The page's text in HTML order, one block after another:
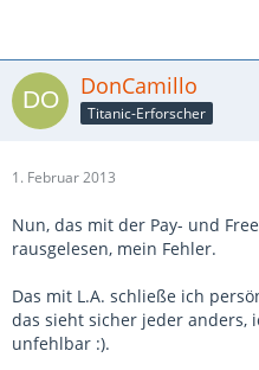
DonCamillo
Titanic-Erforscher
1. Februar 2013
Nun, das mit der Pay- und
rausgelesen, mein Fehler.
Das mit L.A. schließe ich
das sieht sicher jeder anders,
unfehlbar :).